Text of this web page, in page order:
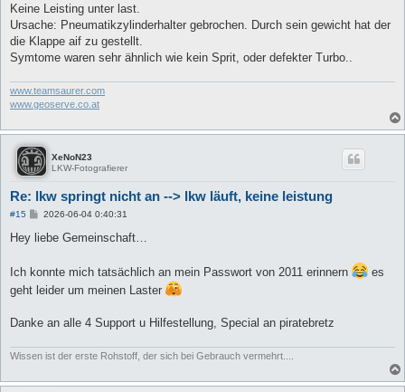
a
Keine Leisting unter last.
Ursache: Pneumatikzylinderhalter gebrochen. Durch sein gewicht hat der
die Klappe aif zu gestellt.
Symtome waren sehr ähnlich wie kein Sprit, oder defekter Turbo..
www.teamsaurer.com
www.geoserve.co.at
XeNoN23
LKW-Fotografierer
Re: lkw springt nicht an --> lkw läuft, keine leistung
#15
B
i
g
2026-06-04 0:40:31
Hey liebe Gemeinschaft…
Ich konnte mich tatsächlich an mein Passwort von 2011 erinnern
es
geht leider um meinen Laster
Danke an alle 4 Support u Hilfestellung, Special an piratebretz
Wissen ist der erste Rohstoff, der sich bei Gebrauch vermehrt....